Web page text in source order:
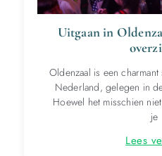
Uitgaan in
Oldenzaal is een
Nederland, gelegen in
Hoewel het misschien
je
Lees